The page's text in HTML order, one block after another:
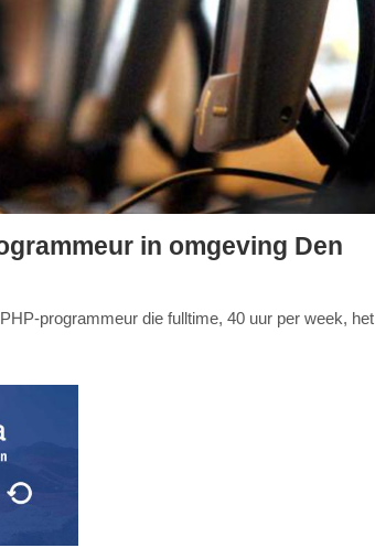
in omgeving Den
programmeur die fulltime, 40 uur per week, het